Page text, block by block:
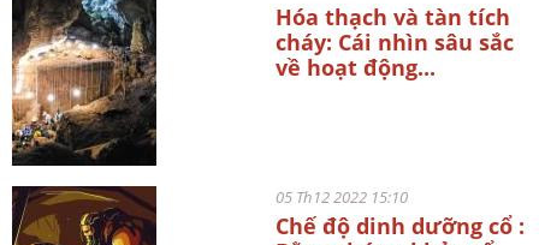
Hóa thạch và tàn tích
cháy: Cái nhìn sâu sắc
về hoạt động...
05 Th12 2022 15:10
Chế độ dinh dưỡng cổ :